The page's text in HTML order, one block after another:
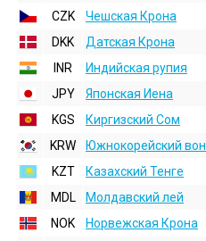
CZK
Чешская Крона
DKK
Датская Крона
INR
Индийская pупия
JPY
Японская Иена
KGS
Киргизский Сом
KRW
Южнокорейский вон
KZT
Казахский Тенге
MDL
Молдавский лей
NOK
Норвежская Крона